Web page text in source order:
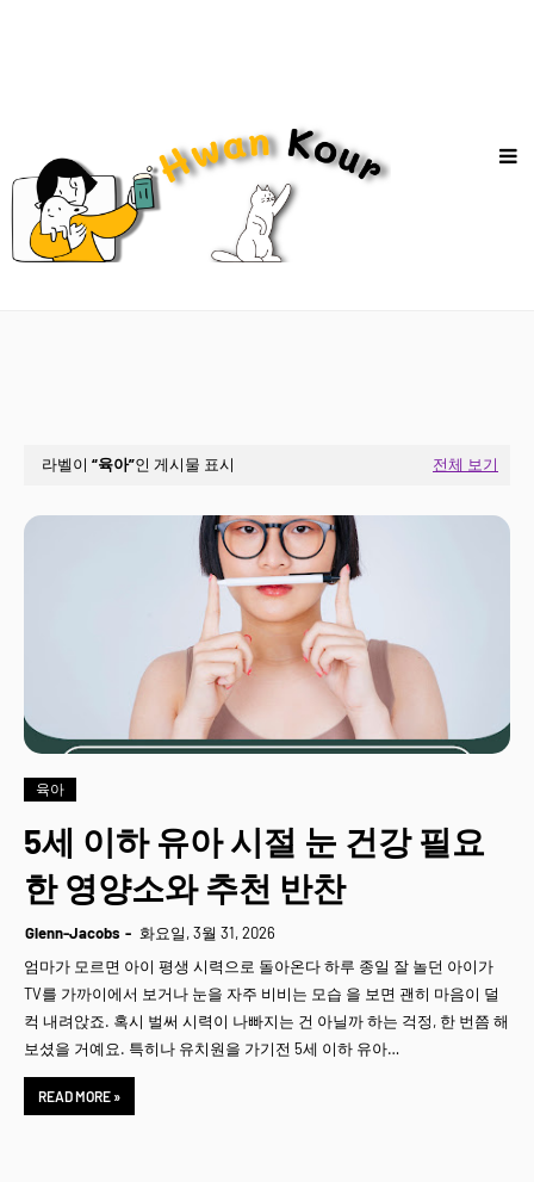
라벨이 육아 인 게시물 표시 전체 보기
육아
5세 이하 유아 시절 눈 건강 필요
한 영양소와 추천 반찬
Glenn-Jacobs
화요일, 3월 31, 2026
엄마가 모르면 아이 평생 시력으로 돌아온다 하루 종일 잘 놀던 아이가
TV를 가까이에서 보거나 눈을 자주 비비는 모습 을 보면 괜히 마음이 덜
컥 내려앉죠. 혹시 벌써 시력이 나빠지는 건 아닐까 하는 걱정, 한 번쯤 해
보셨을 거예요. 특히나 유치원을 가기전 5세 이하 유아…
READ MORE »